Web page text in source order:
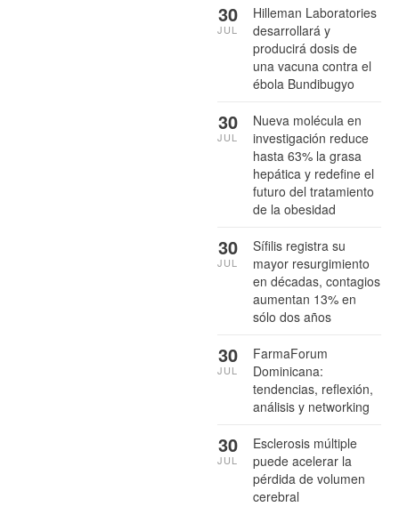
Hilleman Laboratories
desarrollará y
producirá dosis de
una vacuna contra el
ébola Bundibugyo
30
JUL
Nueva molécula en
investigación reduce
hasta 63% la grasa
hepática y redefine el
futuro del tratamiento
de la obesidad
30
JUL
Sífilis registra su
mayor resurgimiento
en décadas, contagios
aumentan 13% en
sólo dos años
30
JUL
FarmaForum
Dominicana:
tendencias, reflexión,
análisis y networking
30
JUL
Esclerosis múltiple
puede acelerar la
pérdida de volumen
cerebral
30
JUL